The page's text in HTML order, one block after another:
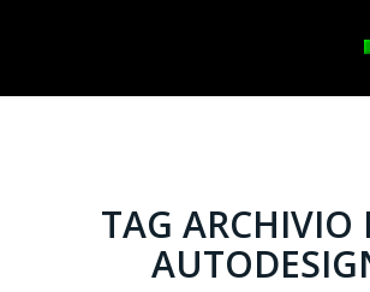
TAG ARCHIVIO